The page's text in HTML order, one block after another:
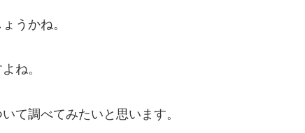
うかね。
ね。
て調べてみたいと思います。